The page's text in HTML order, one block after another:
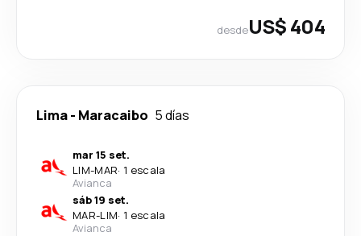
desdeUS$ 404
Lima- Maracaibo 5 días
mar 15 set.
LIM-MAR· 1 escala
Avianca
sáb 19 set.
MAR-LIM· 1 escala
Avianca